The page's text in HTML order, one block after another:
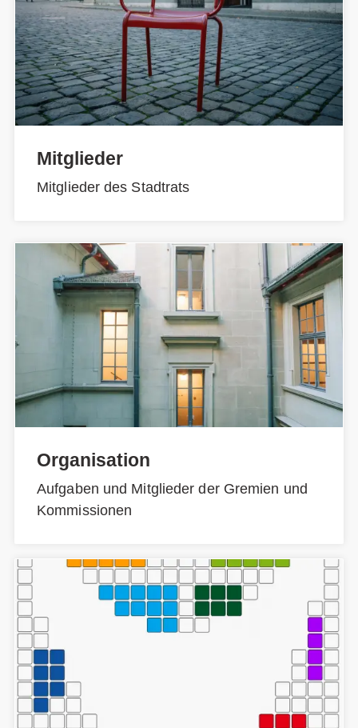
Mitglieder
Mitglieder des Stadtrats
Organisation
Aufgaben und Mitglieder der Gremien und
Kommissionen